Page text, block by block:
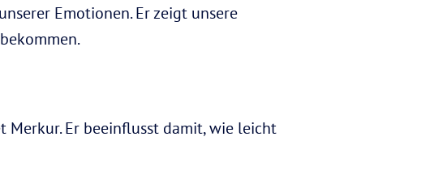
Emotionen. Er zeigt unsere
Merkur. Er beeinflusst damit, wie leicht